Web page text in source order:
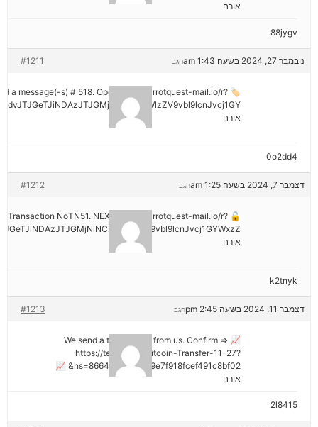
אורח
88jygv
נובמבר 27, 2024 בשעה 1:43 am #1211 הגב
a message(-s) # 518. Open > out.carrotquest-mail.io/r?
אורח
0o2dd4
דצמבר 7, 2024 בשעה 1:25 am #1212 הגב
Transaction NoTN51. NEXT => out.carrotquest-mail.io/r?
אורח
k2tnyk
דצמבר 11, 2024 בשעה 2:45 pm #1213 הגב
📈 We send a transaction from us. Confirm =>
https://telegra.ph/Bitcoin-Transfer-11-27?
hs=8664c520642b9e7f918fcef491c8bf02& 📈
אורח
2l8415